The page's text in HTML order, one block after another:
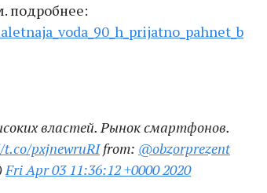
подробнее:
властей. Рынок смартфонов.
pxjnewruRIfrom: @obzorprezent
Fri Apr 03 11:36:12 +0000 2020